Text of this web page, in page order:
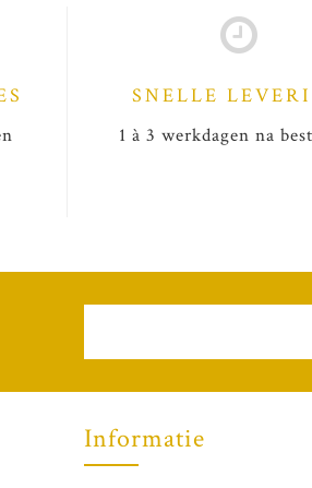
SNELLE
1 à 3 werkdagen na
Informatie